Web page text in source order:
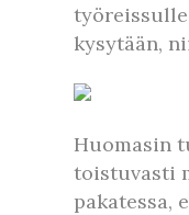
kysytään,
Huomasin
toistuvasti
pakatessa,